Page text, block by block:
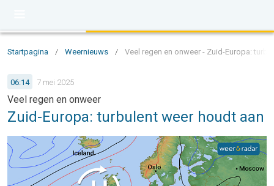
Startpagina / Weernieuws / Veel regen en onweer - Zuid-Europa:
06:14 7 mei 2025
Veel regen en onweer
Zuid-Europa: turbulent weer houdt aan